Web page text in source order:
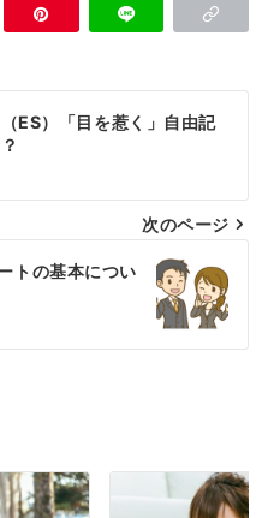
ES）「目を惹く」自由記
次のページ
トの基本につい